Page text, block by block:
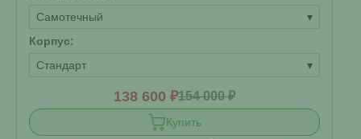
Самотечный
▾
Корпус:
Стандарт
▾
138 600 ₽154 000 ₽
Купить